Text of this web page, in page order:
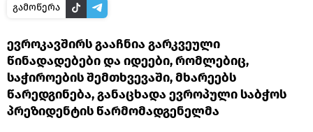
გამოწერა
ევროკავშირს გააჩნია გარკვეული
წინადადებები და იდეები, რომლებიც,
საჭიროების შემთხვევაში, მხარეებს
წარედგინება, განაცხადა ევროპული საბჭოს
პრეზიდენტის წარმომადგენელმა